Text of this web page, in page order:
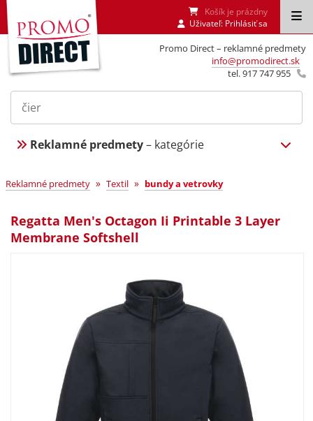
Promo Direct – reklamné predmety
info@promodirect.sk
tel. 917 747 955
Košík je prázdny
Uživateľ: Prihlásiť sa
Reklamné predmety– kategórie
Reklamné predmety » Textil » bundy a vetrovky
Regatta Men's Octagon Ii Printable 3 Layer
Membrane Softshell